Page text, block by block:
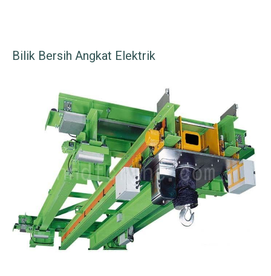
Bilik Bersih Angkat Elektrik